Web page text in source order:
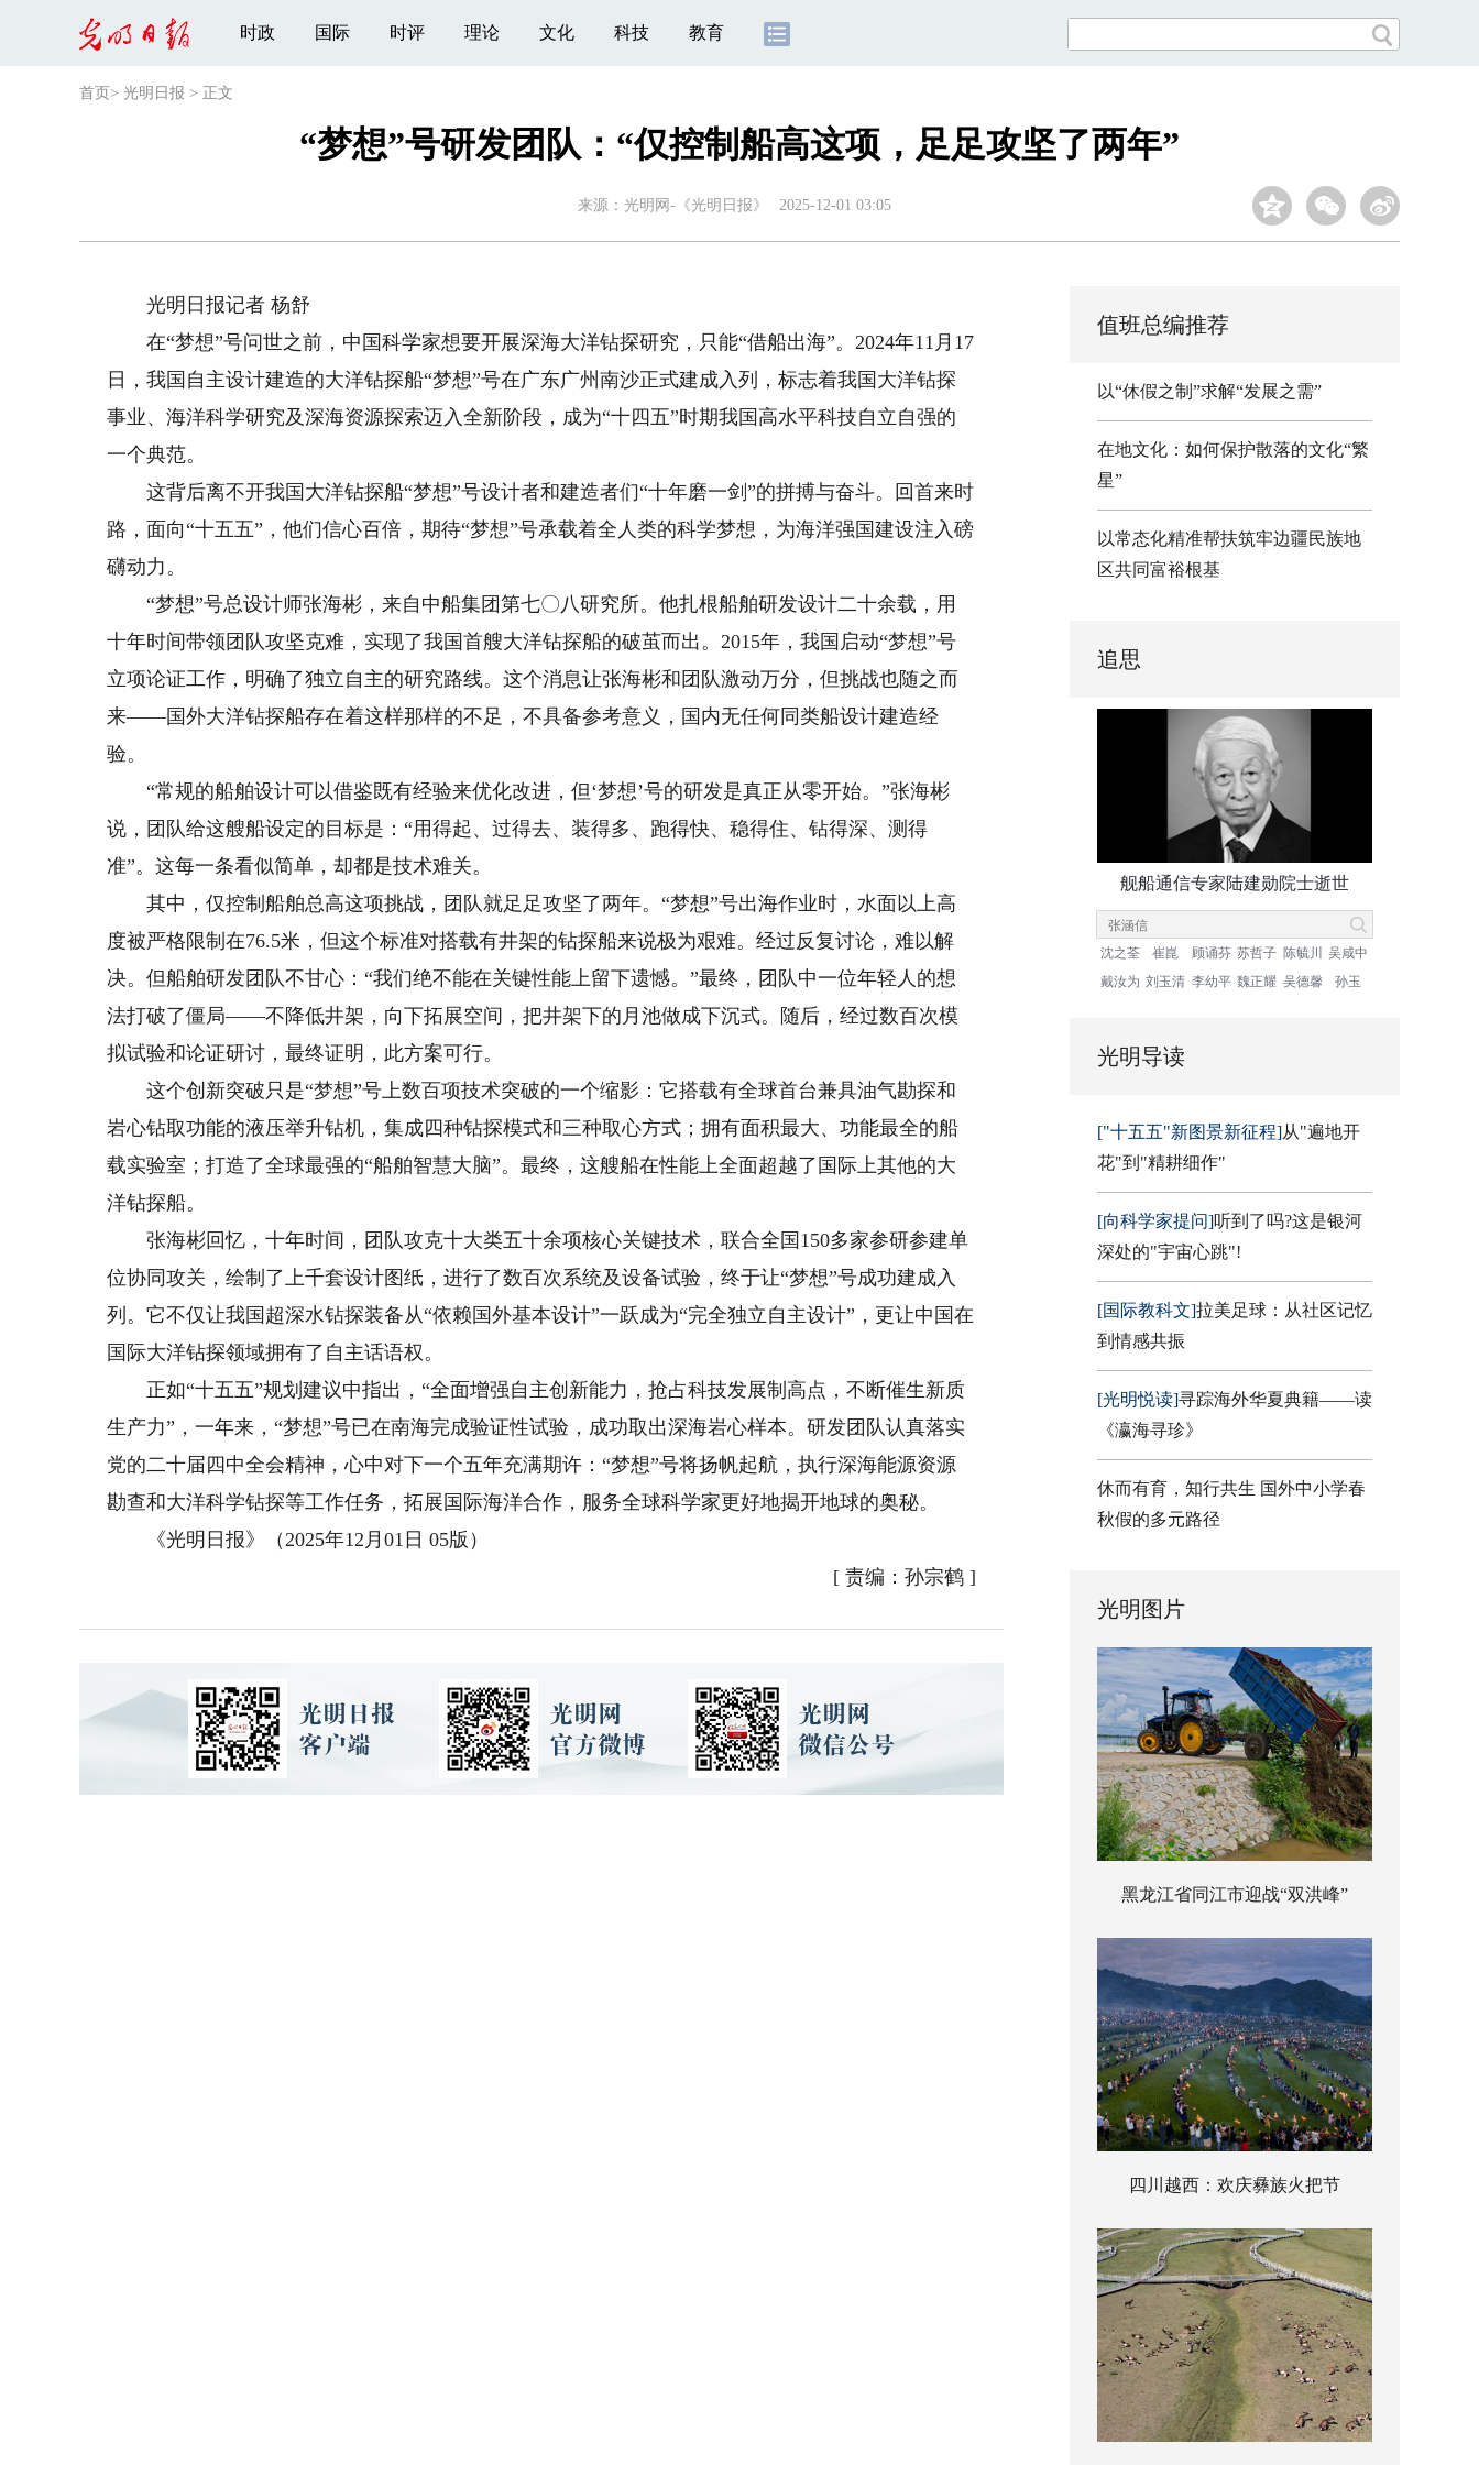
时政 国际 时评 理论 文化 科技 教育
首页 > 光明日报 > 正文
“梦想”号研发团队：“仅控制船高这项，足足攻坚了两年”
来源： 光明网-《光明日报》 2025-12-01 03:05
光明日报记者 杨舒
在“梦想”号问世之前，中国科学家想要开展深海大洋钻探研究，只能“借船出海”。2024年11月17
日，我国自主设计建造的大洋钻探船“梦想”号在广东广州南沙正式建成入列，标志着我国大洋钻探
事业、海洋科学研究及深海资源探索迈入全新阶段，成为“十四五”时期我国高水平科技自立自强的
一个典范。
这背后离不开我国大洋钻探船“梦想”号设计者和建造者们“十年磨一剑”的拼搏与奋斗。回首来时
路，面向“十五五”，他们信心百倍，期待“梦想”号承载着全人类的科学梦想，为海洋强国建设注入磅
礴动力。
“梦想”号总设计师张海彬，来自中船集团第七〇八研究所。他扎根船舶研发设计二十余载，用
十年时间带领团队攻坚克难，实现了我国首艘大洋钻探船的破茧而出。2015年，我国启动“梦想”号
立项论证工作，明确了独立自主的研究路线。这个消息让张海彬和团队激动万分，但挑战也随之而
来——国外大洋钻探船存在着这样那样的不足，不具备参考意义，国内无任何同类船设计建造经
验。
“常规的船舶设计可以借鉴既有经验来优化改进，但‘梦想’号的研发是真正从零开始。”张海彬
说，团队给这艘船设定的目标是：“用得起、过得去、装得多、跑得快、稳得住、钻得深、测得
准”。这每一条看似简单，却都是技术难关。
其中，仅控制船舶总高这项挑战，团队就足足攻坚了两年。“梦想”号出海作业时，水面以上高
度被严格限制在76.5米，但这个标准对搭载有井架的钻探船来说极为艰难。经过反复讨论，难以解
决。但船舶研发团队不甘心：“我们绝不能在关键性能上留下遗憾。”最终，团队中一位年轻人的想
法打破了僵局——不降低井架，向下拓展空间，把井架下的月池做成下沉式。随后，经过数百次模
拟试验和论证研讨，最终证明，此方案可行。
这个创新突破只是“梦想”号上数百项技术突破的一个缩影：它搭载有全球首台兼具油气勘探和
岩心钻取功能的液压举升钻机，集成四种钻探模式和三种取心方式；拥有面积最大、功能最全的船
载实验室；打造了全球最强的“船舶智慧大脑”。最终，这艘船在性能上全面超越了国际上其他的大
洋钻探船。
张海彬回忆，十年时间，团队攻克十大类五十余项核心关键技术，联合全国150多家参研参建单
位协同攻关，绘制了上千套设计图纸，进行了数百次系统及设备试验，终于让“梦想”号成功建成入
列。它不仅让我国超深水钻探装备从“依赖国外基本设计”一跃成为“完全独立自主设计”，更让中国在
国际大洋钻探领域拥有了自主话语权。
正如“十五五”规划建议中指出，“全面增强自主创新能力，抢占科技发展制高点，不断催生新质
生产力”，一年来，“梦想”号已在南海完成验证性试验，成功取出深海岩心样本。研发团队认真落实
党的二十届四中全会精神，心中对下一个五年充满期许：“梦想”号将扬帆起航，执行深海能源资源
勘查和大洋科学钻探等工作任务，拓展国际海洋合作，服务全球科学家更好地揭开地球的奥秘。
《光明日报》（2025年12月01日 05版）
[ 责编：孙宗鹤]
值班总编推荐
以“休假之制”求解“发展之需”
在地文化：如何保护散落的文化“繁
星”
以常态化精准帮扶筑牢边疆民族地
区共同富裕根基
追思
舰船通信专家陆建勋院士逝世
沈之荃 崔崑 顾诵芬 苏哲子 陈毓川
吴咸中
戴汝为 刘玉清 李幼平 魏正耀 吴德馨 孙玉
光明导读
["十五五"新图景新征程]从"遍地开
花"到"精耕细作"
[向科学家提问]听到了吗?这是银河
深处的"宇宙心跳"!
[国际教科文]拉美足球：从社区记忆
到情感共振
[光明悦读]寻踪海外华夏典籍——读
《瀛海寻珍》
休而有育，知行共生 国外中小学春
秋假的多元路径
光明图片
黑龙江省同江市迎战“双洪峰”
四川越西：欢庆彝族火把节